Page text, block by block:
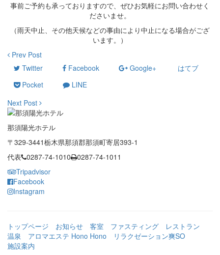
事前ご予約も承っておりますので、ぜひお気軽にお問い合わせく
ださいませ。
（雨天中止、その他天候などの事由により中止になる場合がござ
います。）
Prev Post
Twitter
Facebook Google+
はてブ
Pocket
LINE
Next Post
那須陽光ホテル
〒329-3441栃木県那須郡那須町寄居393-1
代表 0287-74-1010
0287-74-1011
Tripadvisor
Facebook
Instagram
トップページ お知らせ 客室 ファスティング
レストラン
温泉
アロマエステ Hono Hono
リラクゼーション爽SO
施設案内